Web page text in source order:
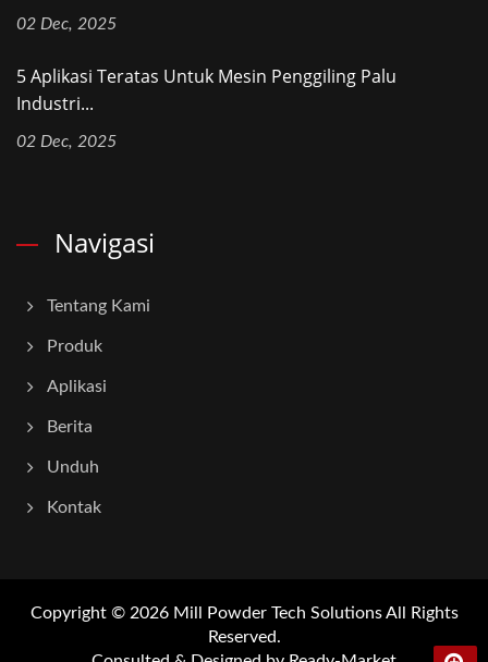
02 Dec, 2025
5 Aplikasi Teratas Untuk Mesin Penggiling Palu
Industri...
02 Dec, 2025
Navigasi
Tentang Kami
Produk
Aplikasi
Berita
Unduh
Kontak
Copyright © 2026 Mill Powder Tech SolutionsAll Rights
Reserved.